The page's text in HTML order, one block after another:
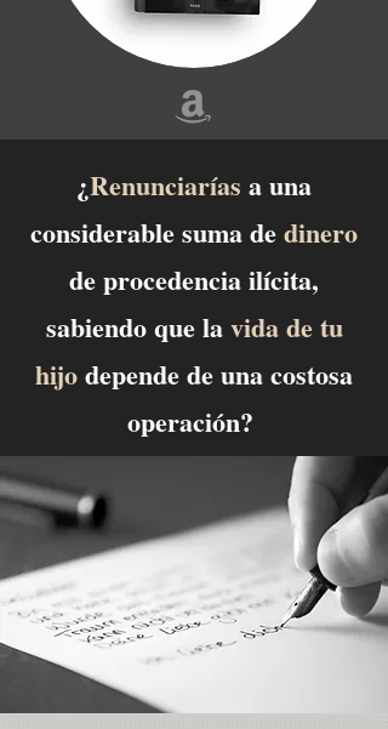
¿Renunciarías a una
considerable suma dedinero
de procedencia ilícita,
sabiendo que lavida de tu
hijodepende de una costosa
operación?